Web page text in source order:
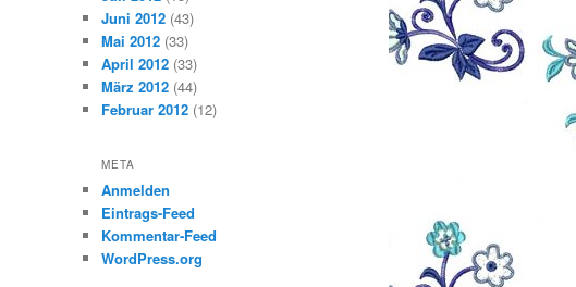
Juni 2012 (43)
Mai 2012 (33)
April 2012 (33)
März 2012 (44)
Februar 2012 (12)
META
Anmelden
Eintrags-Feed
Kommentar-Feed
WordPress.org